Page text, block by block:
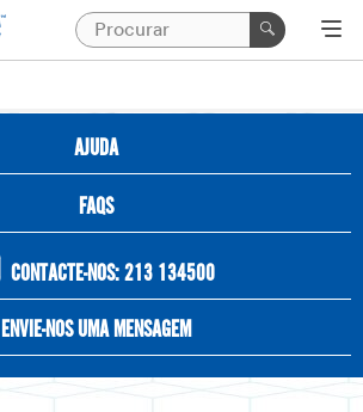
AJUDA
FAQS
CONTACTE-NOS: 213 134500
ENVIE-NOS UMA MENSAGEM